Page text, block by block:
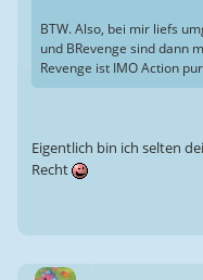
BTW. Also, bei mir liefs
und BRevenge sind dann
Revenge ist IMO Action
Eigentlich bin ich selten
Recht